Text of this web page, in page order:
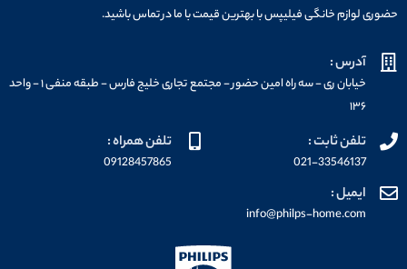
حضوری لوازم خانگی فیلیپس با بهترین قیمت با ما در تماس باشید.
آدرس :
خیابان ری - سه راه امین حضور - مجتمع تجاری خلیج فارس - طبقه منفی ۱ - واحد
۱۳۶
تلفن ثابت :
021-33546137
تلفن همراه :
09128457865
ایمیل :
info@philps-home.com